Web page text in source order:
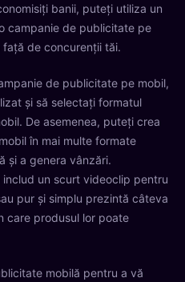
banii, puteți utiliza un
campanie de publicitate pe
față de concurenții tăi.
de publicitate pe mobil,
și să selectați formatul
De asemenea, puteți crea
în mai multe formate
și a genera vânzări.
un scurt videoclip pentru
pur și simplu prezintă câteva
care produsul lor poate
mobilă pentru a vă